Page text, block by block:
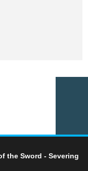
the Sword - Severing